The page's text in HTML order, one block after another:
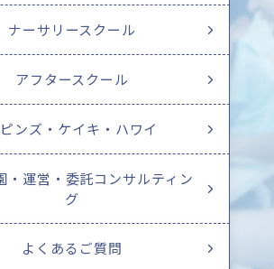
ナーサリースクール
アフタースクール
ンズ・ケイキ・ハワイ
・運営・委託コンサルティン
グ
よくあるご質問